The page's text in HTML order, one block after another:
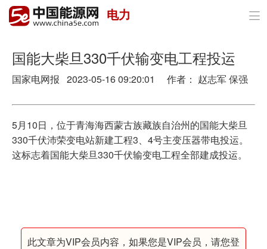
政策与经济
油气
煤炭
电力
新能源
电力 
国能大柴旦330千伏输变电工程投运
国家电网报 2023-05-16 09:20:01 作者： 赵志军 保强
5月10日，位于青海海西蒙古族藏族自治州的国能大柴旦
330千伏沛荣变电站新建工程3、4号主变压器带电投运。
这标志着国能大柴旦330千伏输变电工程全部建成投运。
此文章为VIP会员内容，如果您是VIP会员，请您登